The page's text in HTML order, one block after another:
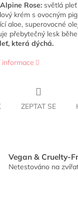
Rose: světlá
krém s ovocným
aloe, superovocné
přebytečný lesk
která dýchá.
informace
ZEPTAT SE
Vegan & Cruelty-
Netestováno na